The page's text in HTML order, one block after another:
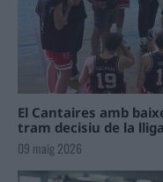
El Cantaires amb
tram decisiu de la lliga
09 maig 2026